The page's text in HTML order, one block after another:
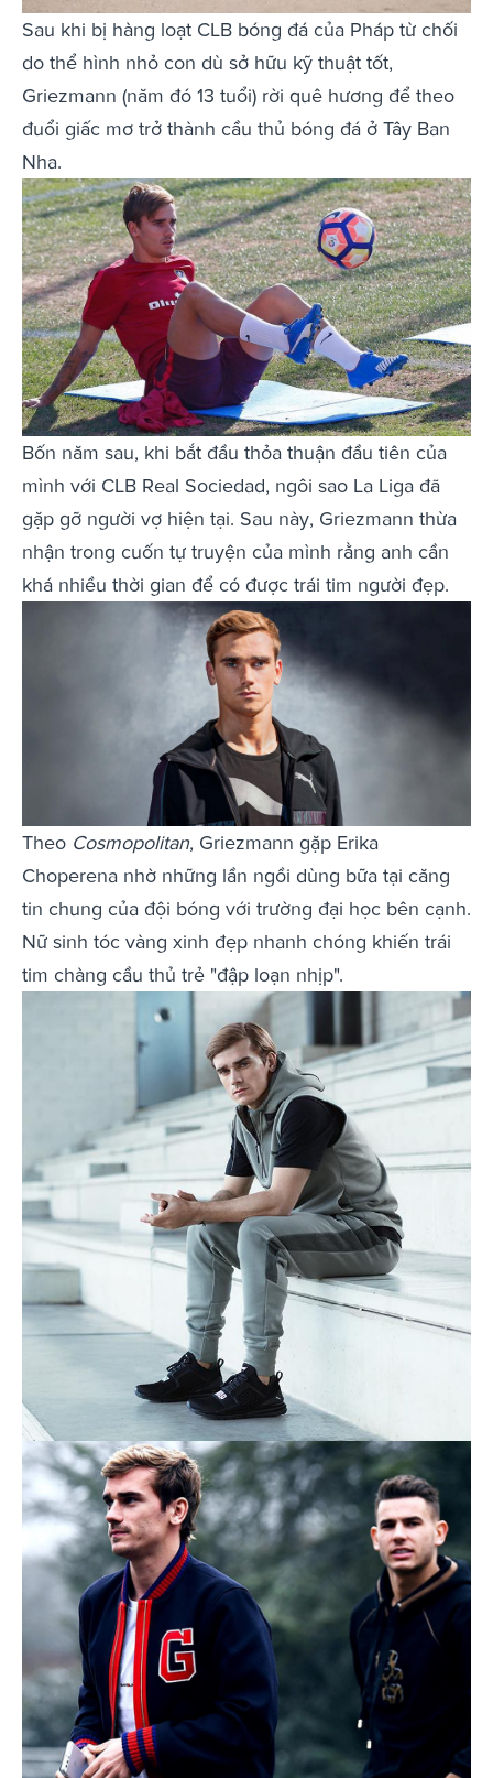
Sau khi bị hàng loạt CLB bóng đá của Pháp từ chối
do thể hình nhỏ con dù sở hữu kỹ thuật tốt,
Griezmann (năm đó 13 tuổi) rời quê hương để theo
đuổi giấc mơ trở thành cầu thủ bóng đá ở Tây Ban
Nha.
Bốn năm sau, khi bắt đầu thỏa thuận đầu tiên của
mình với CLB Real Sociedad, ngôi sao La Liga đã
gặp gỡ người vợ hiện tại. Sau này, Griezmann thừa
nhận trong cuốn tự truyện của mình rằng anh cần
khá nhiều thời gian để có được trái tim người đẹp.
Theo Cosmopolitan, Griezmann gặp Erika
Choperena nhờ những lần ngồi dùng bữa tại căng
tin chung của đội bóng với trường đại học bên cạnh.
Nữ sinh tóc vàng xinh đẹp nhanh chóng khiến trái
tim chàng cầu thủ trẻ "đập loạn nhịp".